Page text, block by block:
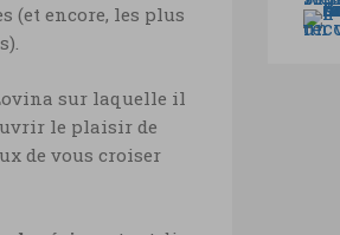
(et encore, les plus
sur laquelle il
le plaisir de
de vous croiser